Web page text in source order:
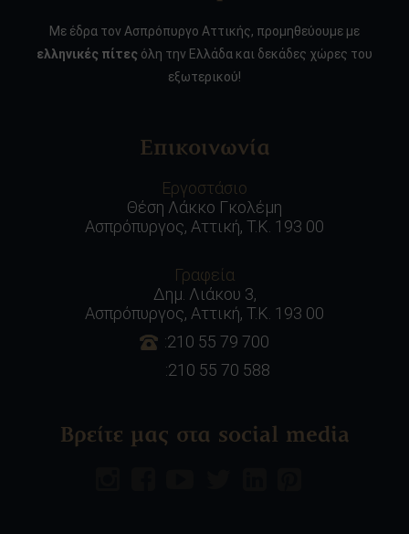
Με έδρα τον Ασπρόπυργο Αττικής, προμηθεύουμε με
ελληνικές πίτες όλη την Ελλάδα και δεκάδες χώρες του
εξωτερικού!
Επικοινωνία
Εργοστάσιο
Θέση Λάκκο Γκολέμη
Ασπρόπυργος, Αττική, Τ.Κ. 193 00
Γραφεία
Δημ. Λιάκου 3,
Ασπρόπυργος, Αττική, Τ.Κ. 193 00
:210 55 79 700
:210 55 70 588
Βρείτε μας στα social media